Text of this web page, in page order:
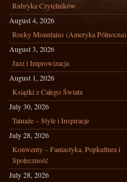
Rubryka Czytelników
August 4, 2026
Rocky Mountains (Ameryka Północna)
August 3, 2026
Jazz i Improwizacja
August 1, 2026
Książki z Całego Świata
July 30, 2026
Tatuaże – Style i Inspiracje
July 28, 2026
Konwenty – Fantastyka, Popkultura i
Społeczność
July 28, 2026